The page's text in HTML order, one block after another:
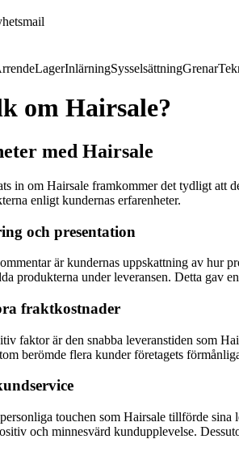
LagerInlärningSysselsättningGrenar
om Hairsale?
med Hairsale
in om Hairsale framkommer det tydligt att
enligt kundernas erfarenheter.
och presentation
är kundernas uppskattning av hur
produkterna under leveransen. Detta gav
fraktkostnader
faktor är den snabba leveranstiden som
berömde flera kunder företagets
touchen som Hairsale tillförde
och minnesvärd kundupplevelse.